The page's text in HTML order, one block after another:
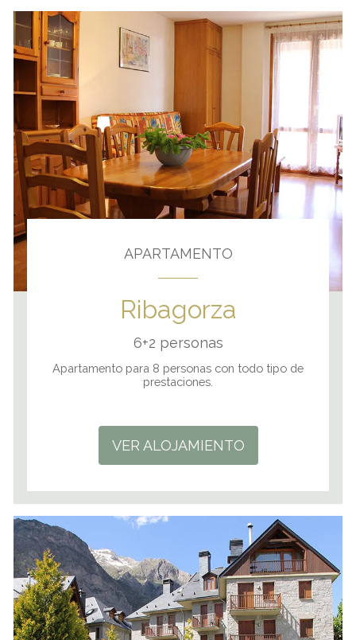
APARTAMENTO
Ribagorza
6+2 personas
Apartamento para 8 personas con todo tipo de
prestaciones.
VER ALOJAMIENTO